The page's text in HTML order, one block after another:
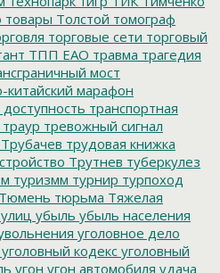
товары Толстой томограф
торговые сети торговый
ТПП ЕАО травма трагедия
мост
китайский марафон
транспортная
траур тревожный сигнал
Трубачев трудовая книжка
Трутнев туберкулез
туризмм турнир турпоход
Тюмень тюрьма Тяжелая
убыль убыль населения
уголовное дело
уголовный кодекс уголовный
угон угон автомобиля удача